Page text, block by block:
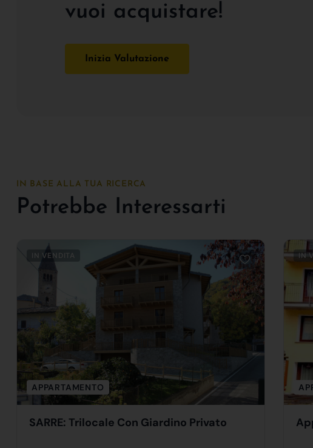
vuoi acquistare!
Inizia Valutazione
IN BASE ALLA TUA RICERCA
Potrebbe Interessarti
IN VENDITA
APPARTAMENTO
SARRE: Trilocale Con Giardino Privato
IN